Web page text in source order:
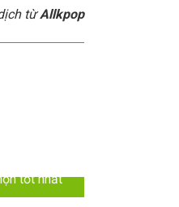
từAllkpop
tốt nhất